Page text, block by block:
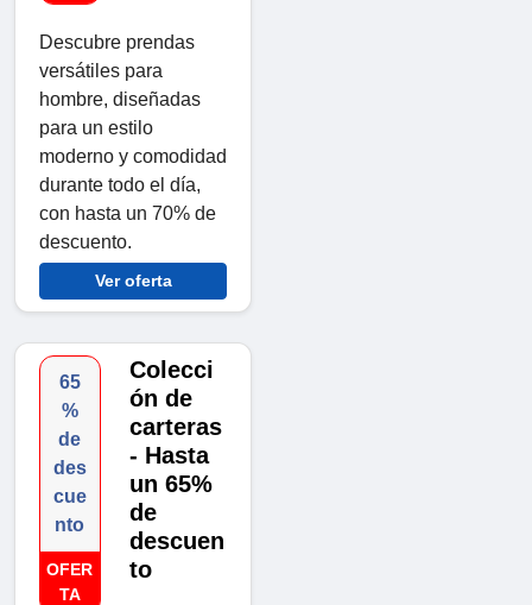
Descubre prendas
versátiles para
hombre, diseñadas
para un estilo
moderno y comodidad
durante todo el día,
con hasta un 70% de
descuento.
Ver oferta
65
%
de
des
cue
nto
OFER
TA
Colecci
ón de
carteras
- Hasta
un 65%
de
descuen
to